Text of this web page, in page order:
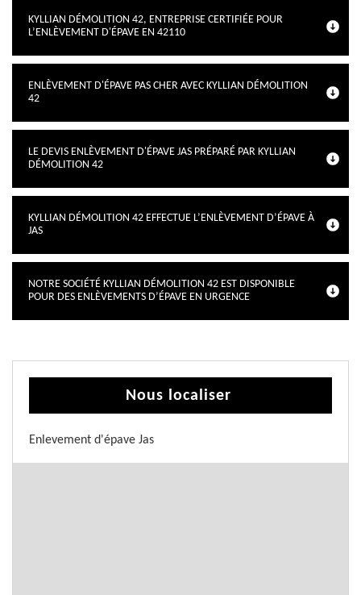
KYLLIAN DÉMOLITION 42, ENTREPRISE CERTIFIÉE POUR
L’ENLÈVEMENT D'ÉPAVE EN 42110
ENLÈVEMENT D'ÉPAVE PAS CHER AVEC KYLLIAN DÉMOLITION
42
LE DEVIS ENLÈVEMENT D'ÉPAVE JAS PRÉPARÉ PAR KYLLIAN
DÉMOLITION 42
KYLLIAN DÉMOLITION 42 EFFECTUE L’ENLÈVEMENT D’ÉPAVE À
JAS
NOTRE SOCIÉTÉ KYLLIAN DÉMOLITION 42 EST DISPONIBLE
POUR DES ENLÈVEMENTS D’ÉPAVE EN URGENCE
Nous localiser
Enlevement d'épave Jas